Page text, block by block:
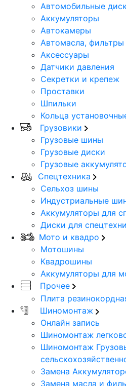
Автомобильные
Аккумуляторы
Автокамеры
Автомасла, фильтры
Аксессуары
Датчики давления
Секретки и крепеж
Проставки
Шпильки
Кольца
Грузовики
Грузовые шины
Грузовые диски
Грузовые
Спецтехника
Сельхоз шины
Индустриальные
Аккумуляторы для
Диски для
Мото и квадро
Мотошины
Квадрошины
Аккумуляторы для
Прочее
Плита
Шиномонтаж
Онлайн запись
Шиномонтаж
Шиномонтаж
Замена
Замена масла и